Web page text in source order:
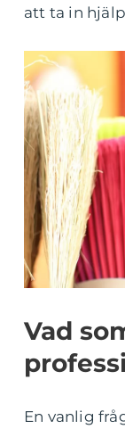
att ta in
Vad
En vanlig